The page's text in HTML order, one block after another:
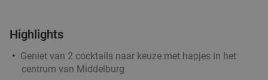
Highlights
Geniet van 2 cocktails naar keuze met hapjes in het
centrum van Middelburg